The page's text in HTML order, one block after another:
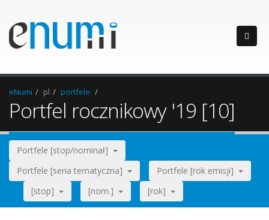
eNumi pl portfele
Portfel rocznikowy '19 [10]
Portfele [stop/nominał]
Portfele [seria tematyczna]
Portfele [rok emisji]
[stop]
[nom.] [rok]